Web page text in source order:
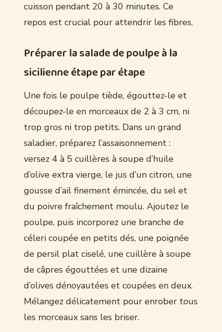
cuisson pendant 20 à 30 minutes. Ce
repos est crucial pour attendrir les fibres.
Préparer la salade de poulpe à la
sicilienne étape par étape
Une fois le poulpe tiède, égouttez-le et
découpez-le en morceaux de 2 à 3 cm, ni
trop gros ni trop petits. Dans un grand
saladier, préparez l’assaisonnement :
versez 4 à 5 cuillères à soupe d’huile
d’olive extra vierge, le jus d’un citron, une
gousse d’ail finement émincée, du sel et
du poivre fraîchement moulu. Ajoutez le
poulpe, puis incorporez une branche de
céleri coupée en petits dés, une poignée
de persil plat ciselé, une cuillère à soupe
de câpres égouttées et une dizaine
d’olives dénoyautées et coupées en deux.
Mélangez délicatement pour enrober tous
les morceaux sans les briser.